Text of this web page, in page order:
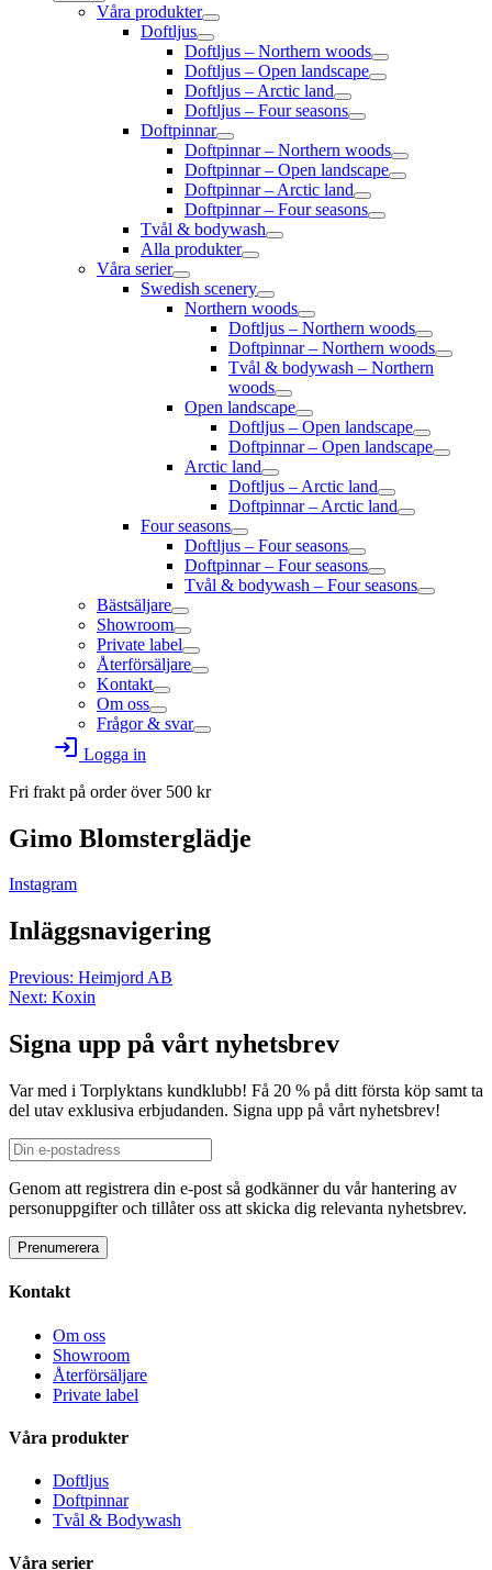
Våra produkter
Doftljus
Doftljus – Northern woods
Doftljus – Open landscape
Doftljus – Arctic land
Doftljus – Four seasons
Doftpinnar
Doftpinnar – Northern woods
Doftpinnar – Open landscape
Doftpinnar – Arctic land
Doftpinnar – Four seasons
Tvål & bodywash
Alla produkter
Våra serier
Swedish scenery
Northern woods
Doftljus – Northern woods
Doftpinnar – Northern woods
Tvål & bodywash – Northern
woods
Open landscape
Doftljus – Open landscape
Doftpinnar – Open landscape
Arctic land
Doftljus – Arctic land
Doftpinnar – Arctic land
Four seasons
Doftljus – Four seasons
Doftpinnar – Four seasons
Tvål & bodywash – Four seasons
Bästsäljare
Showroom
Private label
Återförsäljare
Kontakt
Om oss
Frågor & svar
login Logga in
Fri frakt på order över 500 kr
Gimo Blomsterglädje
Instagram
Inläggsnavigering
Previous: Heimjord AB
Next: Koxin
Signa upp på vårt nyhetsbrev
Var med i Torplyktans kundklubb! Få 20 % på ditt första köp samt ta
del utav exklusiva erbjudanden. Signa upp på vårt nyhetsbrev!
Genom att registrera din e-post så godkänner du vår hantering av
personuppgifter och tillåter oss att skicka dig relevanta nyhetsbrev.
Kontakt
Om oss
Showroom
Återförsäljare
Private label
Våra produkter
Doftljus
Doftpinnar
Tvål & Bodywash
Våra serier